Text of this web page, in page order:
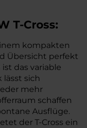
T-Cross:
kompakten
Übersicht perfekt
das variable
lässt sich
mehr
schaffen
Ausflüge.
der T-Cross ein